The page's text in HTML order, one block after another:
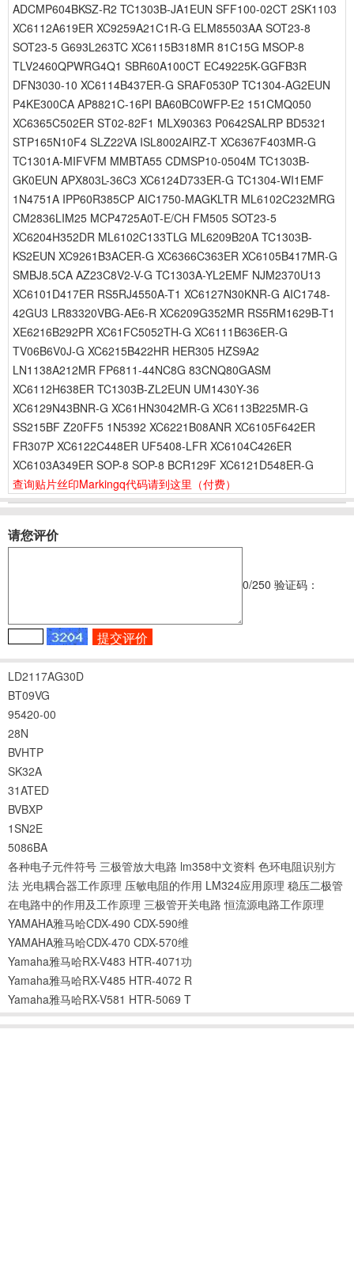
ADCMP604BKSZ-R2 TC1303B-JA1EUN SFF100-02CT 2SK1103
XC6112A619ER XC9259A21C1R-G ELM85503AA SOT23-8
SOT23-5 G693L263TC XC6115B318MR 81C15G MSOP-8
TLV2460QPWRG4Q1 SBR60A100CT EC49225K-GGFB3R
DFN3030-10 XC6114B437ER-G SRAF0530P TC1304-AG2EUN
P4KE300CA AP8821C-16PI BA60BC0WFP-E2 151CMQ050
XC6365C502ER ST02-82F1 MLX90363 P0642SALRP BD5321
STP165N10F4 SLZ22VA ISL8002AIRZ-T XC6367F403MR-G
TC1301A-MIFVFM MMBTA55 CDMSP10-0504M TC1303B-
GK0EUN APX803L-36C3 XC6124D733ER-G TC1304-WI1EMF
1N4751A IPP60R385CP AIC1750-MAGKLTR ML6102C232MRG
CM2836LIM25 MCP4725A0T-E/CH FM505 SOT23-5
XC6204H352DR ML6102C133TLG ML6209B20A TC1303B-
KS2EUN XC9261B3ACER-G XC6366C363ER XC6105B417MR-G
SMBJ8.5CA AZ23C8V2-V-G TC1303A-YL2EMF NJM2370U13
XC6101D417ER RS5RJ4550A-T1 XC6127N30KNR-G AIC1748-
42GU3 LR83320VBG-AE6-R XC6209G352MR RS5RM1629B-T1
XE6216B292PR XC61FC5052TH-G XC6111B636ER-G
TV06B6V0J-G XC6215B422HR HER305 HZS9A2
LN1138A212MR FP6811-44NC8G 83CNQ80GASM
XC6112H638ER TC1303B-ZL2EUN UM1430Y-36
XC6129N43BNR-G XC61HN3042MR-G XC6113B225MR-G
SS215BF Z20FF5 1N5392 XC6221B08ANR XC6105F642ER
FR307P XC6122C448ER UF5408-LFR XC6104C426ER
XC6103A349ER SOP-8 SOP-8 BCR129F XC6121D548ER-G
查询贴片丝印Markingq代码请到这里 （付费）
请您评价
0/250 验证码：
LD2117AG30D
BT09VG
95420-00
28N
BVHTP
SK32A
31ATED
BVBXP
1SN2E
5086BA
各种电子元件符号 三极管放大电路 lm358中文资料 色环电阻识别方
法 光电耦合器工作原理 压敏电阻的作用 LM324应用原理 稳压二极管
在电路中的作用及工作原理 三极管开关电路 恒流源电路工作原理
YAMAHA雅马哈CDX-490 CDX-590维
YAMAHA雅马哈CDX-470 CDX-570维
Yamaha雅马哈RX-V483 HTR-4071功
Yamaha雅马哈RX-V485 HTR-4072 R
Yamaha雅马哈RX-V581 HTR-5069 T